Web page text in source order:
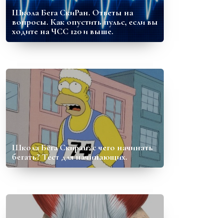
Школа Бега СкиРан. Ответы на
вопросы. Как опустить пульс, если вы
ходите на ЧСС 120 и выше.
Школа Бега Скиран: с чего начинать
бегать? Тест для начинающих.